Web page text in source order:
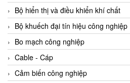
Agate Vietnam
AGR International Vietnam
Aichi Tokei Denki Vietnam
Aii Vietnam
AIKOH
Bộ hiển thị và điều khiển khí chất
Bộ khuếch đại tín hiệu công nghiệp
Bo mạch công nghiệp
Cable - Cáp
Cảm biến công nghiệp